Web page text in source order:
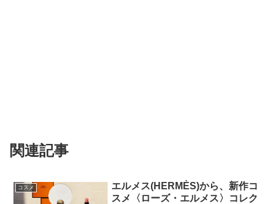
関連記事
コスメ
エルメス(HERMÈS)から、新作コ
スメ〈ローズ・エルメス〉コレク